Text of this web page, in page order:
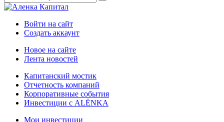
Войти на сайт
Создать аккаунт
Новое на сайте
Лента новостей
Капитанский мостик
Отчетность компаний
Корпоративные события
Инвестиции с ALЁNKA
Мои инвестиции